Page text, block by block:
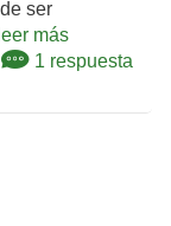
ser
leer más
1 respuesta